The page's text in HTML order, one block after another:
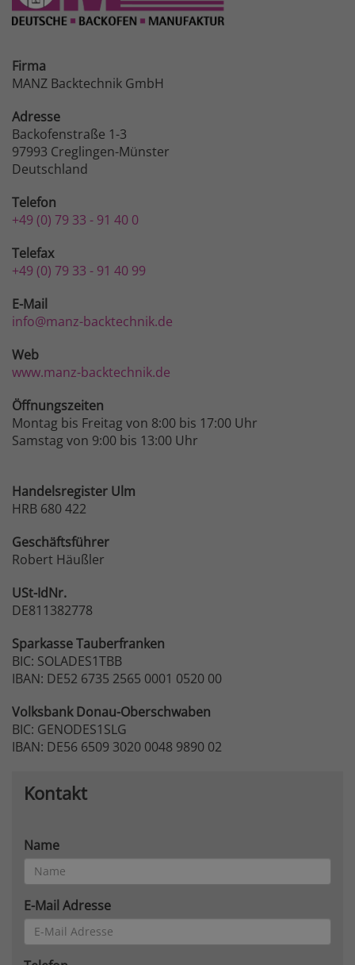
Firma
MANZ Backtechnik GmbH
Adresse
Backofenstraße 1-3
97993 Creglingen-Münster
Deutschland
Telefon
+49 (0) 79 33 - 91 40 0
Telefax
+49 (0) 79 33 - 91 40 99
E-Mail
info@manz-backtechnik.de
Web
www.manz-backtechnik.de
Öffnungszeiten
Montag bis Freitag von 8:00 bis 17:00 Uhr
Samstag von 9:00 bis 13:00 Uhr
Handelsregister Ulm
HRB 680 422
Geschäftsführer
Robert Häußler
USt-IdNr.
DE811382778
SparkasseTauberfranken
BIC: SOLADES1TBB
IBAN: DE52 6735 2565 0001 0520 00
VolksbankDonau-Oberschwaben
BIC: GENODES1SLG
IBAN: DE56 6509 3020 0048 9890 02
Kontakt
Name
E-Mail Adresse